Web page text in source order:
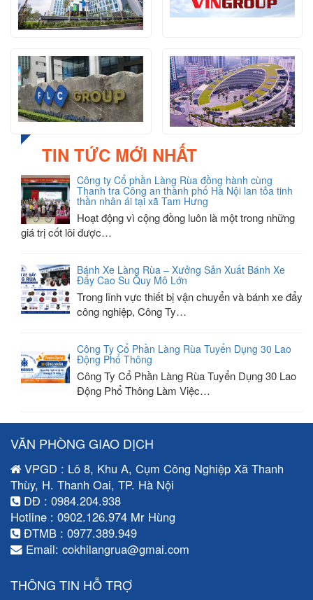
TIN TỨC MỚI NHẤT
Công ty Cổ phần Làng Rùa đồng hành cùng
Thanh tra Công an thành phố Hà Nội lan tỏa tinh
thần nhân ái tại xã Tam Hưng
Hoạt động vì cộng đồng luôn là một trong những
giá trị cốt lõi được…
Bánh Xe Làng Rùa – Xưởng Sản Xuất Bánh Xe
Đẩy Cao Su Quy Mô Lớn
Trong lĩnh vực thiết bị vận chuyển và bánh xe đẩy
công nghiệp, Công Ty…
Công Ty Cổ Phần Làng Rùa Tuyển Dụng 30 Lao
Động Phổ Thông
Công Ty Cổ Phần Làng Rùa Tuyển Dụng 30 Lao
Động Phổ Thông Làm Việc…
VĂN PHÒNG GIAO DỊCH
VPGD : Lô 8, Khu A, Cụm Công Nghiệp Xã Thanh
Thùy, H. Thanh Oai, TP. Hà Nội
DĐ : 0984.204.938
Hotline : 0902.126.974 Mr Hùng
ĐTMB : 0977.389.949
Email: cokhilangrua@gmai.com
THÔNG TIN HỖ TRỢ